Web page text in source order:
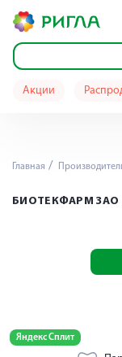
Акции
Главная
БИОТЕКФАРМ ЗАО
Яндекс Сплит